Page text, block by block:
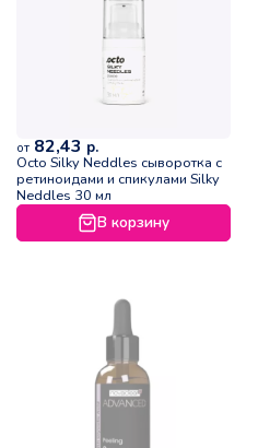
от 82,43 р.
Octo Silky Neddles сыворотка с
ретиноидами и спикулами Silky
Neddles 30 мл
В корзину